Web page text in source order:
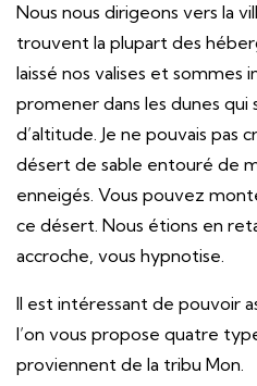
Nous nous dirigeons vers la
trouvent la plupart des
laissé nos valises et sommes
promener dans les dunes
d’altitude. Je ne pouvais pas
désert de sable entouré de
enneigés. Vous pouvez
ce désert. Nous étions en
accroche, vous hypnotise.
Il est intéressant de pouvoir
l’on vous propose quatre
proviennent de la tribu Mon.